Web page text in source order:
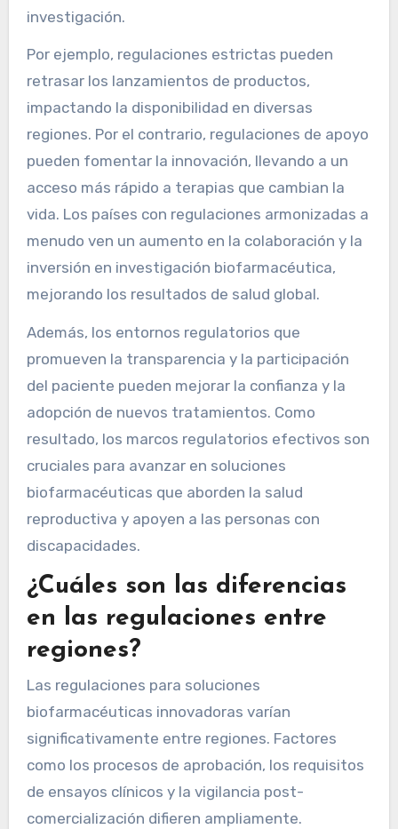
investigación.
Por ejemplo, regulaciones estrictas pueden
retrasar los lanzamientos de productos,
impactando la disponibilidad en diversas
regiones. Por el contrario, regulaciones de apoyo
pueden fomentar la innovación, llevando a un
acceso más rápido a terapias que cambian la
vida. Los países con regulaciones armonizadas a
menudo ven un aumento en la colaboración y la
inversión en investigación biofarmacéutica,
mejorando los resultados de salud global.
Además, los entornos regulatorios que
promueven la transparencia y la participación
del paciente pueden mejorar la confianza y la
adopción de nuevos tratamientos. Como
resultado, los marcos regulatorios efectivos son
cruciales para avanzar en soluciones
biofarmacéuticas que aborden la salud
reproductiva y apoyen a las personas con
discapacidades.
¿Cuáles son las diferencias
en las regulaciones entre
regiones?
Las regulaciones para soluciones
biofarmacéuticas innovadoras varían
significativamente entre regiones. Factores
como los procesos de aprobación, los requisitos
de ensayos clínicos y la vigilancia post-
comercialización difieren ampliamente.